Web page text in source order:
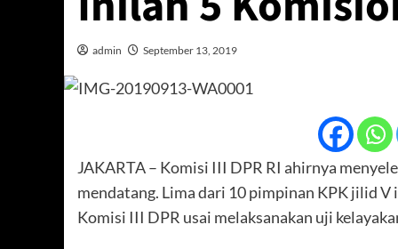
admin September 13, 2019
JAKARTA – Komisi III DPR RI ahirnya
mendatang. Lima dari 10 pimpinan KPK jilid
Komisi III DPR usai melaksanakan uji